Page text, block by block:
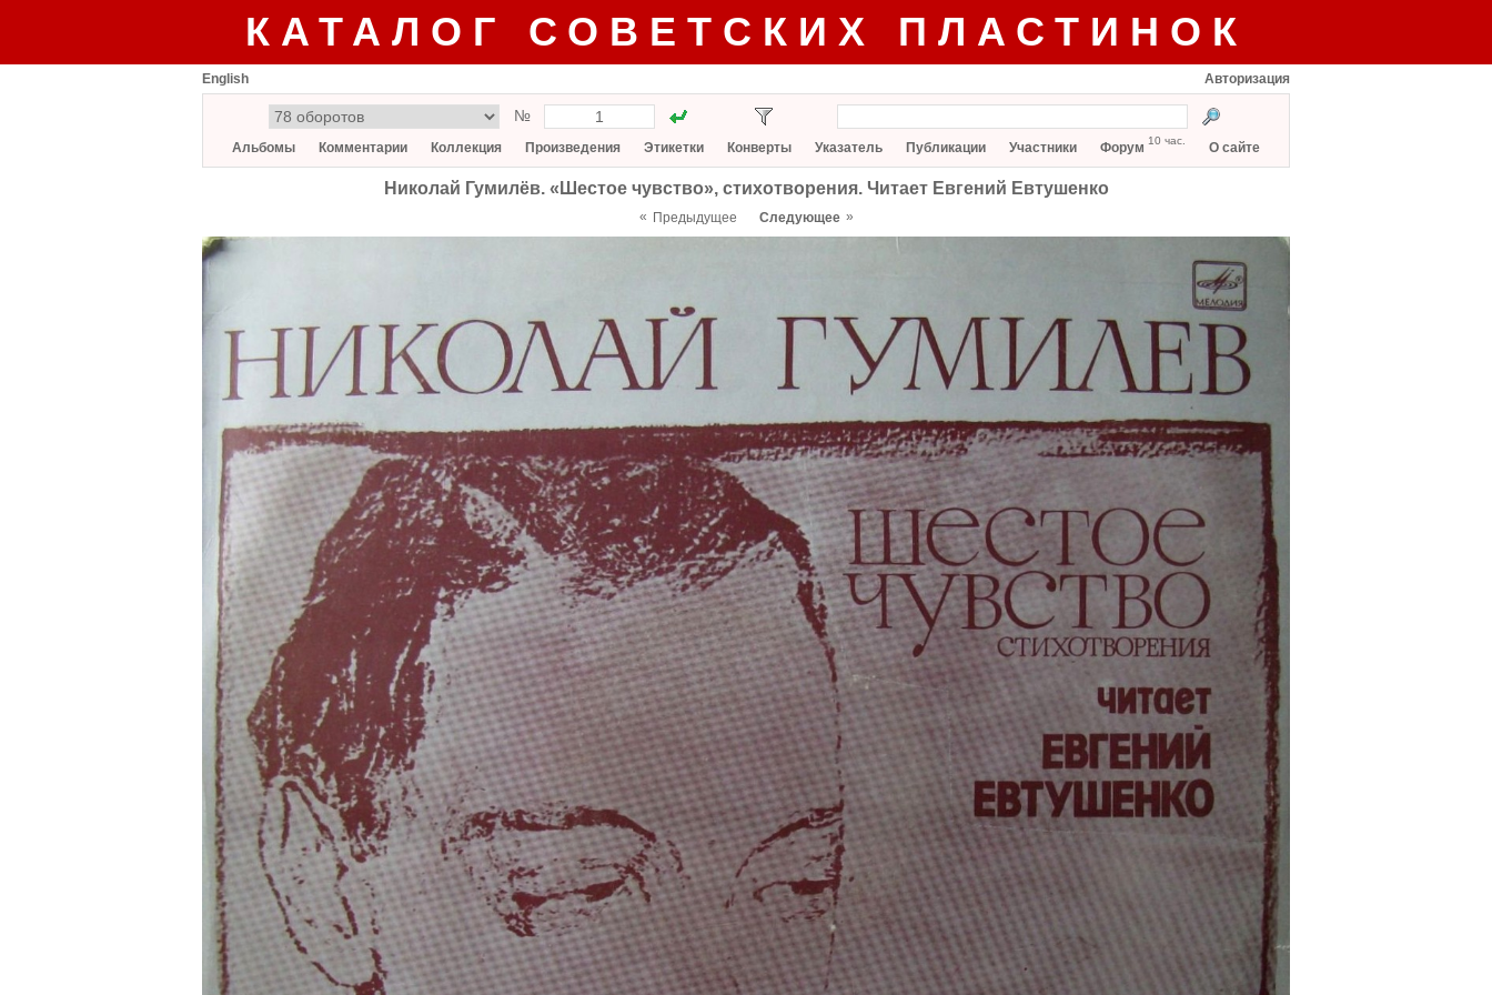
КАТАЛОГ СОВЕТСКИХ ПЛАСТИНОК
English Авторизация
№
Альбомы Комментарии Коллекция Произведения Этикетки Конверты Указатель Публикации Участники Форум 10 час. О сайте
Николай Гумилёв. «Шестое чувство», стихотворения. Читает Евгений Евтушенко
« Предыдущее Следующее »